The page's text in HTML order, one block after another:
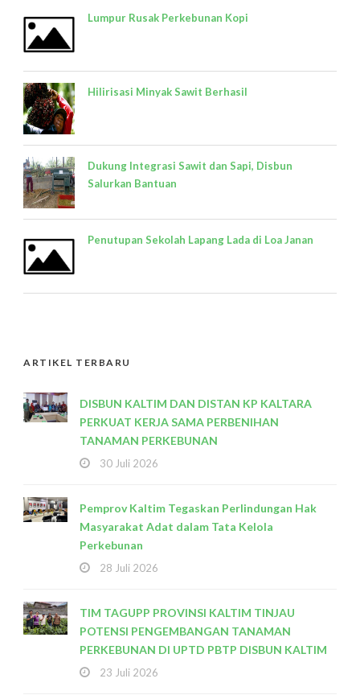
Lumpur Rusak Perkebunan Kopi
Hilirisasi Minyak Sawit Berhasil
Dukung Integrasi Sawit dan Sapi, Disbun
Salurkan Bantuan
Penutupan Sekolah Lapang Lada di Loa Janan
ARTIKEL TERBARU
DISBUN KALTIM DAN DISTAN KP KALTARA
PERKUAT KERJA SAMA PERBENIHAN
TANAMAN PERKEBUNAN
30 Juli 2026
Pemprov Kaltim Tegaskan Perlindungan Hak
Masyarakat Adat dalam Tata Kelola
Perkebunan
28 Juli 2026
TIM TAGUPP PROVINSI KALTIM TINJAU
POTENSI PENGEMBANGAN TANAMAN
PERKEBUNAN DI UPTD PBTP DISBUN KALTIM
23 Juli 2026